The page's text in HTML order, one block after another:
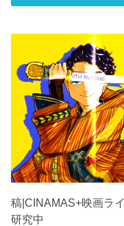
稿|CINAMAS+映画ラ
研究中